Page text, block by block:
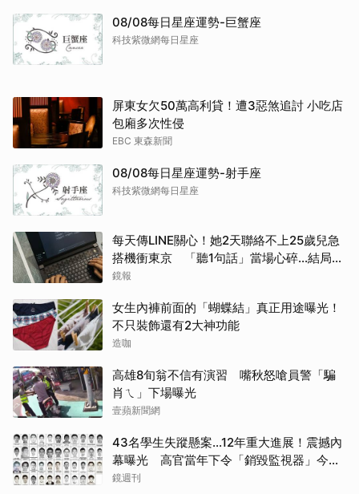
08/08每日星座運勢-巨蟹座
科技紫微網每日星座
屏東女欠50萬高利貸！遭3惡煞追討 小吃店
包廂多次性侵
EBC 東森新聞
08/08每日星座運勢-射手座
科技紫微網每日星座
每天傳LINE關心！她2天聯絡不上25歲兒急
搭機衝東京 「聽1句話」當場心碎...結局看
哭網
鏡報
女生內褲前面的「蝴蝶結」真正用途曝光！
不只裝飾還有2大神功能
造咖
高雄8旬翁不信有演習 嘴秋怒嗆員警「騙
肖ㄟ」下場曝光
壹蘋新聞網
43名學生失蹤懸案...12年重大進展！震撼內
幕曝光 高官當年下令「銷毀監視器」今遭
逮
鏡週刊